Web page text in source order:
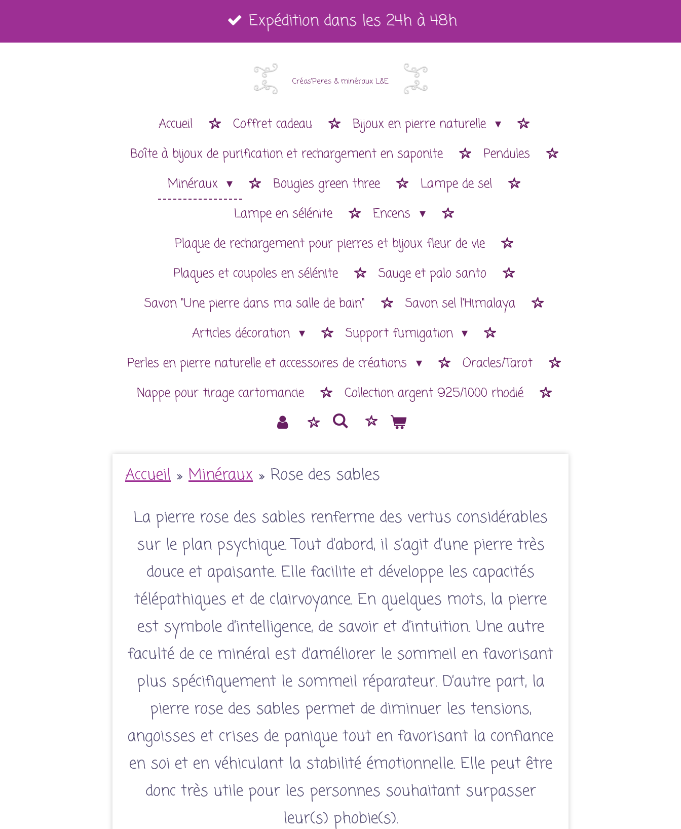
au
Expédition dans les 24h à 48h
Créas'Peres & minéraux L&E
Accueil Coffret cadeau
Bijoux en pierre naturelle
Boîte à bijoux de purification et rechargement en saponite
Pendules
Minéraux
Bougies green three
Lampe de sel
Lampe en sélénite
Encens
Plaque de rechargement pour pierres et bijoux fleur de vie
Plaques et coupoles en sélénite
Sauge et palo santo
Savon "Une pierre dans ma salle de bain"
Savon sel l'Himalaya
Articles décoration
Support fumigation
Perles en pierre naturelle et accessoires de créations
Oracles/Tarot
Nappe pour tirage cartomancie
Collection argent 925/1000 rhodié
Accueil » Minéraux » Rose des sables
La pierre rose des sables renferme des vertus considérables
sur le plan psychique. Tout d’abord, il s’agit d’une pierre très
douce et apaisante. Elle facilite et développe les capacités
télépathiques et de clairvoyance. En quelques mots, la pierre
est symbole d’intelligence, de savoir et d’intuition. Une autre
faculté de ce minéral est d’améliorer le sommeil en favorisant
plus spécifiquement le sommeil réparateur. D’autre part, la
pierre rose des sables permet de diminuer les tensions,
angoisses et crises de panique tout en favorisant la confiance
en soi et en véhiculant la stabilité émotionnelle. Elle peut être
donc très utile pour les personnes souhaitant surpasser
leur(s) phobie(s).